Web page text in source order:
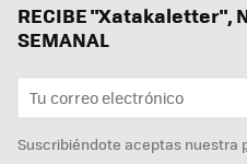
RECIBE "Xatakaletter",
SEMANAL
Suscribiéndote aceptas nuestra